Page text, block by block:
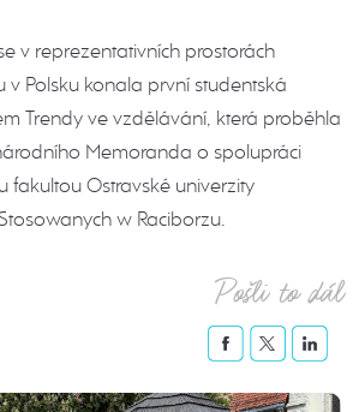
v reprezentativních prostorách
v Polsku konala první studentská
Trendy ve vzdělávání, která proběhla
Memoranda o spolupráci
fakultou Ostravské univerzity
w Raciborzu.
Pošli to dál